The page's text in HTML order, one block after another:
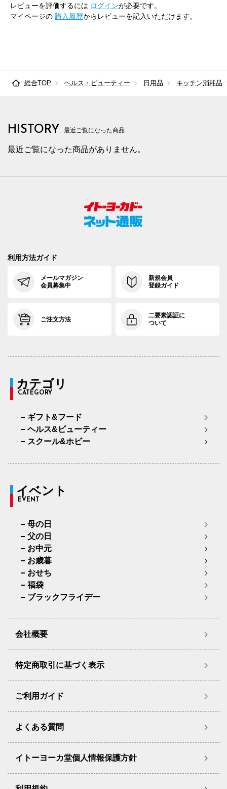
レビューを評価するには ログインが必要です。
マイページの 購入履歴からレビューを記入いただけます。
総合TOP ヘルス・ビューティー 日用品 キッチン消耗品
HISTORY 最近ご覧になった商品
最近ご覧になった商品がありません。
利用方法ガイド
メールマガジン
会員募集中
新規会員
登録ガイド
ご注文方法
二要素認証に
ついて
カテゴリ
CATEGORY
ギフト&フード
ヘルス&ビューティー
スクール&ホビー
イベント
EVENT
母の日
父の日
お中元
お歳暮
おせち
福袋
ブラックフライデー
会社概要
特定商取引に基づく表示
ご利用ガイド
よくある質問
イトーヨーカ堂個人情報保護方針